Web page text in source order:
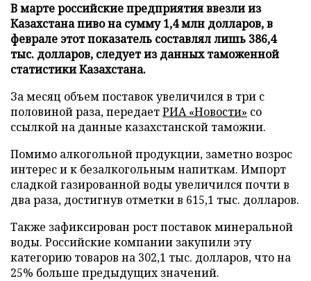
В марте российские предприятия ввезли из
Казахстана пиво на сумму 1,4 млн долларов, в
феврале этот показатель составлял лишь 386,4
тыс. долларов, следует из данных таможенной
статистики Казахстана.
За месяц объем поставок увеличился в три с
половиной раза, передаетРИА «Новости» со
ссылкой на данные казахстанской таможни.
Помимо алкогольной продукции, заметно возрос
интерес и к безалкогольным напиткам. Импорт
сладкой газированной воды увеличился почти в
два раза, достигнув отметки в 615,1 тыс. долларов.
Также зафиксирован рост поставок минеральной
воды. Российские компании закупили эту
категорию товаров на 302,1 тыс. долларов, что на
25% больше предыдущих значений.